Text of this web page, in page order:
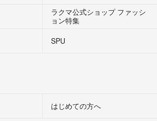
ラクマ公式ショップ ファッシ
ョン特集
SPU
はじめての方へ